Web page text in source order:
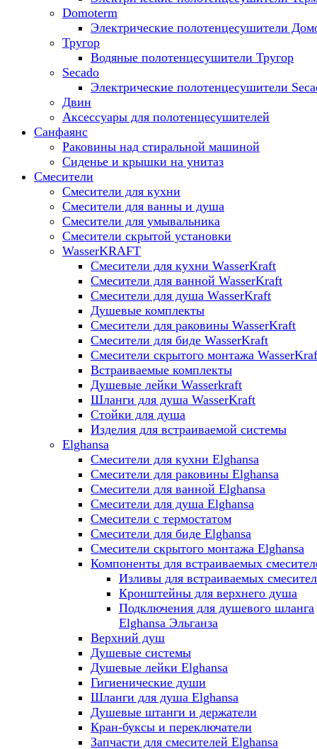
Domoterm
Электрические полотенцесушители
Тругор
Водяные полотенцесушители Тругор
Secado
Электрические полотенцесушители
Двин
Аксессуары для полотенцесушителей
Санфаянс
Раковины над стиральной машиной
Сиденье и крышки на унитаз
Смесители
Смесители для кухни
Смесители для ванны и душа
Смесители для умывальника
Смесители скрытой установки
WasserKRAFT
Смесители для кухни WasserKraft
Смесители для ванной WasserKraft
Смесители для душа WasserKraft
Душевые комплекты
Смесители для раковины WasserKraft
Смесители для биде WasserKraft
Смесители скрытого монтажа
Встраиваемые комплекты
Душевые лейки Wasserkraft
Шланги для душа WasserKraft
Стойки для душа
Изделия для встраиваемой системы
Elghansa
Смесители для кухни Elghansa
Смесители для раковины Elghansa
Смесители для ванной Elghansa
Смесители для душа Elghansa
Смесители с термостатом
Смесители для биде Elghansa
Смесители скрытого монтажа Elghansa
Компоненты для встраиваемых
Изливы для встраиваемых
Кронштейны для верхнего душа
Подключения для душевого шланга
Elghansa Эльганза
Верхний душ
Душевые системы
Душевые лейки Elghansa
Гигиенические души
Шланги для душа Elghansa
Душевые штанги и держатели
Кран-буксы и переключатели
Запчасти для смесителей Elghansa